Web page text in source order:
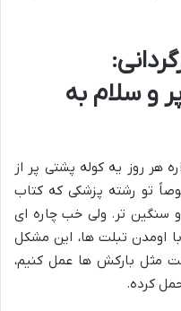
و سلام به
هر روز یه کوله پشتی پر از
تو رشته پزشکی که کتاب
سنگین تر. ولی خب چاره ای
با اومدن تبلت ها، این مشکل
مثل بارکش ها عمل کنیم،
کرده.